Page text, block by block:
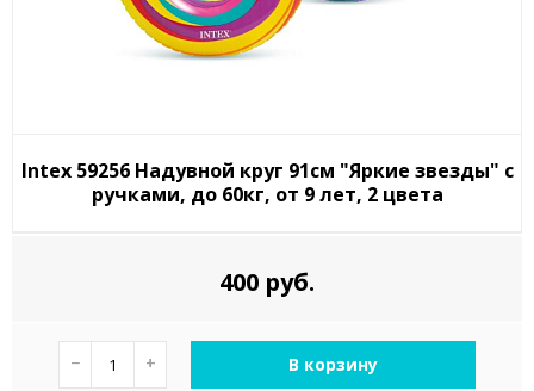
Intex 59256 Надувной круг 91см "Яркие звезды" с
ручками, до 60кг, от 9 лет, 2 цвета
400 руб.
− + В корзину